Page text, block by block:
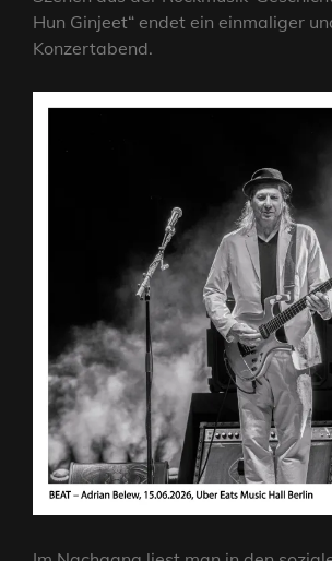
Hun Ginjeet“ endet ein einmaliger
Konzertabend.